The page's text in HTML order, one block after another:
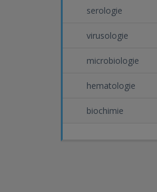
serologie
virusologie
microbiologie
hematologie
biochimie